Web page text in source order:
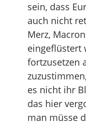
sein, dass
auch nicht
Merz,
eingeflüstert
fortzusetzen
es nicht ihr
das hier
man müsse